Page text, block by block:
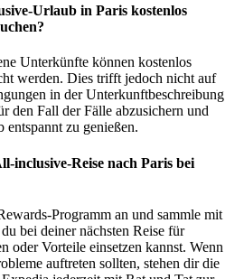
Urlaub in Paris kostenlos
Unterkünfte können kostenlos
werden. Dies trifft jedoch nicht auf
in der Unterkunftbeschreibung
den Fall der Fälle abzusichern und
zu genießen.
inclusive-Reise nach Paris bei
Programm an und sammle mit
bei deiner nächsten Reise für
oder Vorteile einsetzen kannst. Wenn
auftreten sollten, stehen dir die